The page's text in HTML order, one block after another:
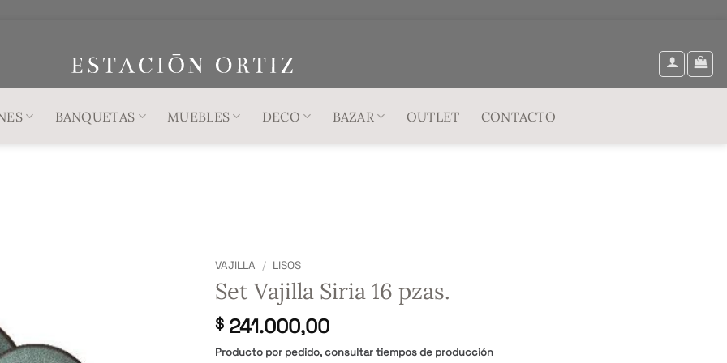
BANQUETAS MUEBLES DECO BAZAR OUTLET CONTACTO
VAJILLA / LISOS
Set Vajilla Siria 16 pzas.
$241.000,00
Producto por pedido, consultar tiempos de producción